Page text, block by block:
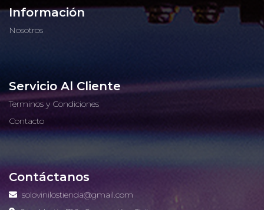
Información
Nosotros
Servicio Al Cliente
Terminos y Condiciones
Contacto
Contáctanos
solovinilostienda@gmail.com